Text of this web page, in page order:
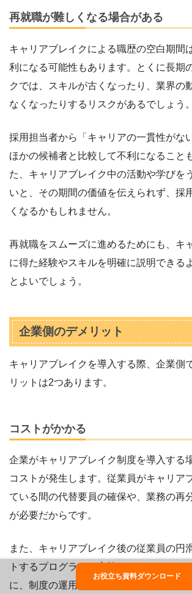
再就職が難しくなる場合がある
キャリアブレイクによる職歴の空白期間
利になる可能性もあります。とくに長期
クでは、スキルが古くなったり、業界の
なくなったりするリスクがあるでしょう。
採用担当者から「キャリアの一貫性がな
ほかの候補者と比較して不利になること
た、キャリアブレイク中の活動や学びを
いと、その期間の価値を伝えられず、採
くなるかもしれません。
再就職をスムーズに進めるためにも、キ
に得た経験やスキルを明確に説明できる
とよいでしょう。
企業側のデメリット
キャリアブレイクを導入する際、企業側
リットは2つあります。
コストがかかる
企業がキャリアブレイク制度を導入する
コストが発生します。従業員がキャリア
ている間の代替要員の確保や、業務の再
が必要だからです。
また、キャリアブレイク後の従業員の円
トするプログラムの実施にもコストがか
に、制度の運用や管理に関する人事部門
お役立ち資料ダウンロード